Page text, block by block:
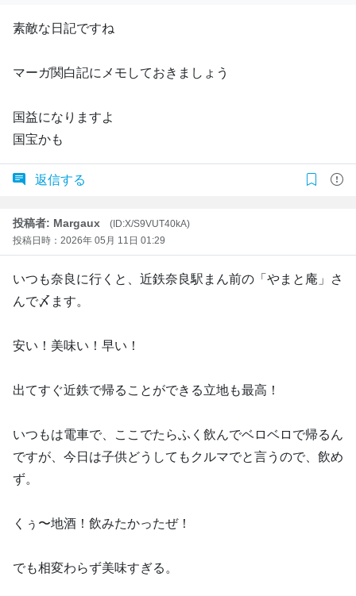
素敵な日記ですね
マーガ関白記にメモしておきましょう
国益になりますよ
国宝かも
返信する
投稿者: Margaux
(ID:X/S9VUT40kA)
投稿日時：2026年 05月 11日 01:29
いつも奈良に行くと、近鉄奈良駅まん前の「やまと庵」さ
んで〆ます。
安い！美味い！早い！
出てすぐ近鉄で帰ることができる立地も最高！
いつもは電車で、ここでたらふく飲んでベロベロで帰るん
ですが、今日は子供どうしてもクルマでと言うので、飲め
ず。
くぅ〜地酒！飲みたかったぜ！
でも相変わらず美味すぎる。